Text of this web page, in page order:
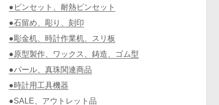
●ピンセット、耐熱ピンセット
●石留め、彫り、刻印
●彫金机、時計作業机、スリ板
●原型製作、ワックス、鋳造、ゴム型
●パール、真珠関連商品
●時計用工具機器
●SALE、アウトレット品